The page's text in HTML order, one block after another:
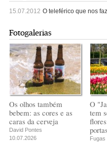
15.07.2012 O teleférico que nos
Fotogalerias
Os olhos também
bebem: as cores e as
caras da cerveja
David Pontes
10.07.2026
O
tem
Fugas